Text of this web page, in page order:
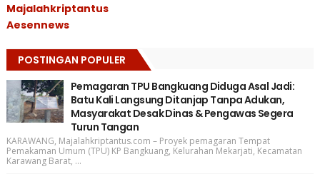
Majalahkriptantus
Aesennews
POSTINGAN POPULER
Pemagaran TPU Bangkuang Diduga Asal Jadi:
Batu Kali Langsung Ditanjap Tanpa Adukan,
Masyarakat Desak Dinas & Pengawas Segera
Turun Tangan
KARAWANG, Majalahkriptantus.com – Proyek pemagaran Tempat
Pemakaman Umum (TPU) KP Bangkuang, Kelurahan Mekarjati, Kecamatan
Karawang Barat, ...